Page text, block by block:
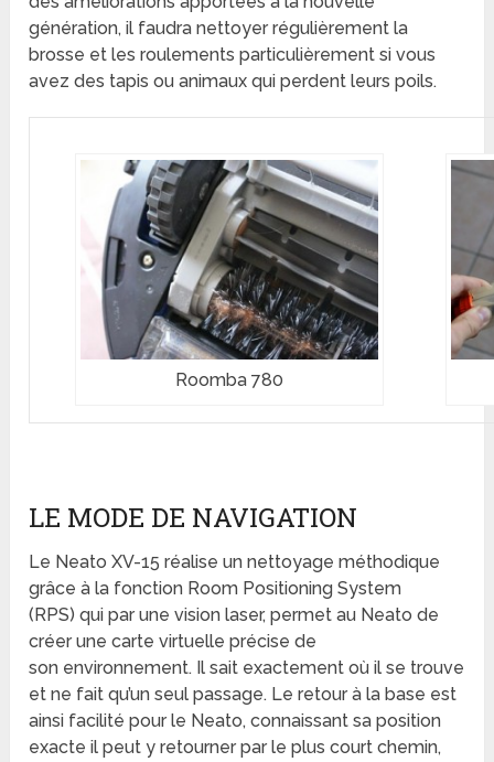
génération, il faudra nettoyer régulièrement la
brosse et les roulements particulièrement si vous
avez des tapis ou animaux qui perdent leurs poils.
Roomba 780
LE MODE DE NAVIGATION
Le Neato XV-15 réalise un nettoyage méthodique
grâce à la fonction Room Positioning System
(RPS) qui par une vision laser, permet au Neato de
créer une carte virtuelle précise de
son environnement. Il sait exactement où il se trouve
et ne fait qu’un seul passage. Le retour à la base est
ainsi facilité pour le Neato, connaissant sa position
exacte il peut y retourner par le plus court chemin,